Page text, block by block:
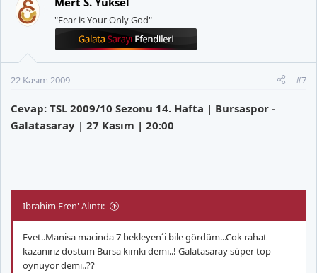
"Fear is Your Only God"
22 Kasım 2009 #7
Cevap: TSL 2009/10 Sezonu 14. Hafta | Bursaspor -
Galatasaray | 27 Kasım | 20:00
Ibrahim Eren' Alıntı:
Evet..Manisa macinda 7 bekleyen´i bile gördüm...Cok rahat
kazaniriz dostum Bursa kimki demi..! Galatasaray süper top
oynuyor demi..??